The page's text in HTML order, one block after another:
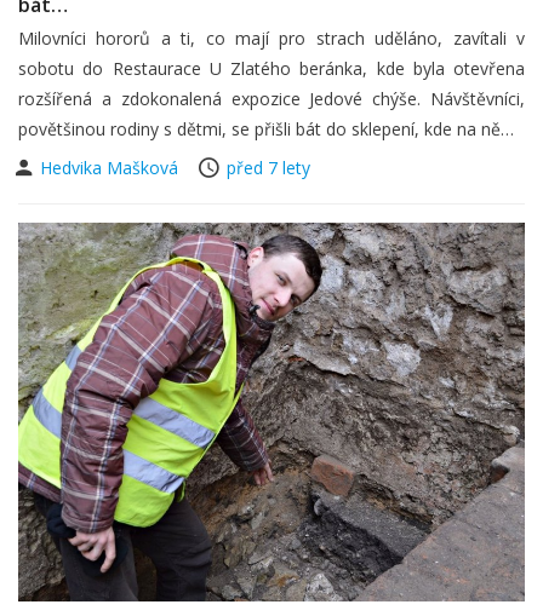
Milovníci hororů a ti, co mají pro strach uděláno, zavítali v
sobotu do Restaurace U Zlatého beránka, kde byla otevřena
rozšířená a zdokonalená expozice Jedové chýše. Návštěvníci,
povětšinou rodiny s dětmi, se přišli bát do sklepení, kde na ně…
Hedvika Mašková
před 7 lety